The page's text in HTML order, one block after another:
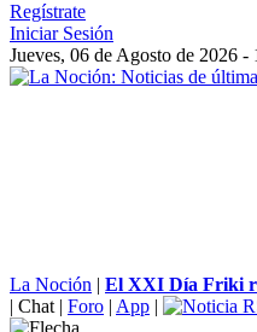
Regístrate
Iniciar Sesión
Jueves, 06 de Agosto de 2026 -
La Noción | El XXI Día Friki
| Chat | Foro | App |